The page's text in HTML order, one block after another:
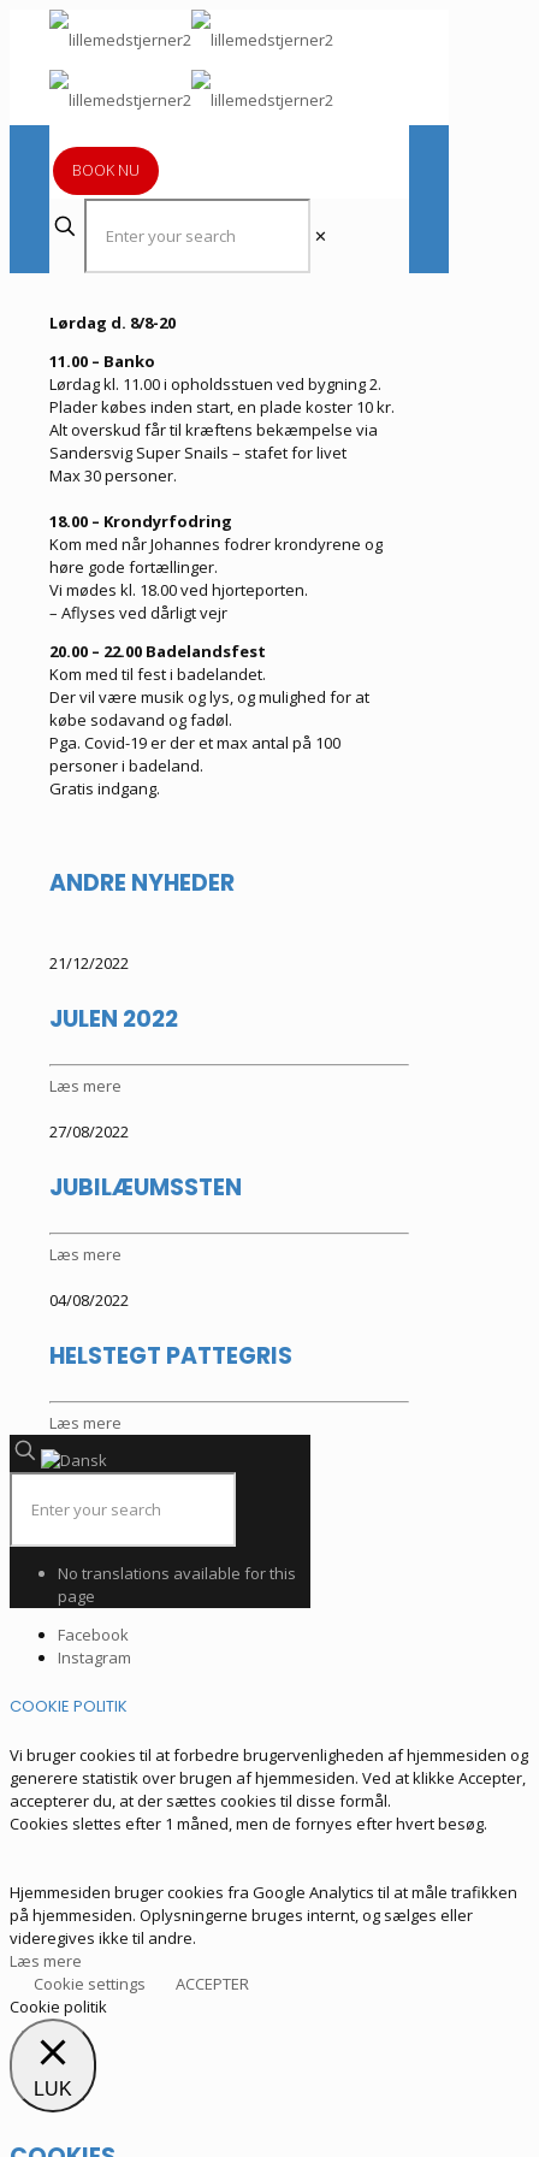
BOOK NU
✕
Lørdag d. 8/8-20
11.00 – Banko
Lørdag kl. 11.00 i opholdsstuen ved bygning 2.
Plader købes inden start, en plade koster 10 kr.
Alt overskud får til kræftens bekæmpelse via
Sandersvig Super Snails – stafet for livet
Max 30 personer.
18.00 – Krondyrfodring
Kom med når Johannes fodrer krondyrene og
høre gode fortællinger.
Vi mødes kl. 18.00 ved hjorteporten.
– Aflyses ved dårligt vejr
20.00 – 22.00 Badelandsfest
Kom med til fest i badelandet.
Der vil være musik og lys, og mulighed for at
købe sodavand og fadøl.
Pga. Covid-19 er der et max antal på 100
personer i badeland.
Gratis indgang.
ANDRE NYHEDER
21/12/2022
JULEN 2022
Læs mere
27/08/2022
JUBILÆUMSSTEN
Læs mere
04/08/2022
HELSTEGT PATTEGRIS
Læs mere
No translations available for this
page
Facebook
Instagram
COOKIE POLITIK
Vi bruger cookies til at forbedre brugervenligheden af hjemmesiden og
generere statistik over brugen af hjemmesiden. Ved at klikke Accepter,
accepterer du, at der sættes cookies til disse formål.
Cookies slettes efter 1 måned, men de fornyes efter hvert besøg.
Hjemmesiden bruger cookies fra Google Analytics til at måle trafikken
på hjemmesiden. Oplysningerne bruges internt, og sælges eller
videregives ikke til andre.
Læs mere
Cookie settings
ACCEPTER
Cookie politik
LUK